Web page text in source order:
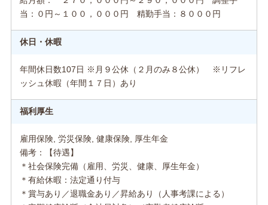
当：０円～１００，０００円 精勤手当：８０００円
休日・休暇
年間休日数107日 ※月９公休（２月のみ８公休） ※リフレ
ッシュ休暇（年間１７日）あり
福利厚生
雇用保険, 労災保険, 健康保険, 厚生年金
備考：【待遇】
＊社会保険完備（雇用、労災、健康、厚生年金）
＊有給休暇：法定通り付与
＊賞与あり／退職金あり／昇給あり（人事考課による）